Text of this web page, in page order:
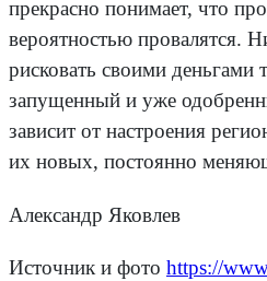
прекрасно понимает, что
вероятностью провалятся.
рисковать своими деньгами
запущенный и уже
зависит от настроения
их новых, постоянно
Александр Яковлев
Источник и фото https://